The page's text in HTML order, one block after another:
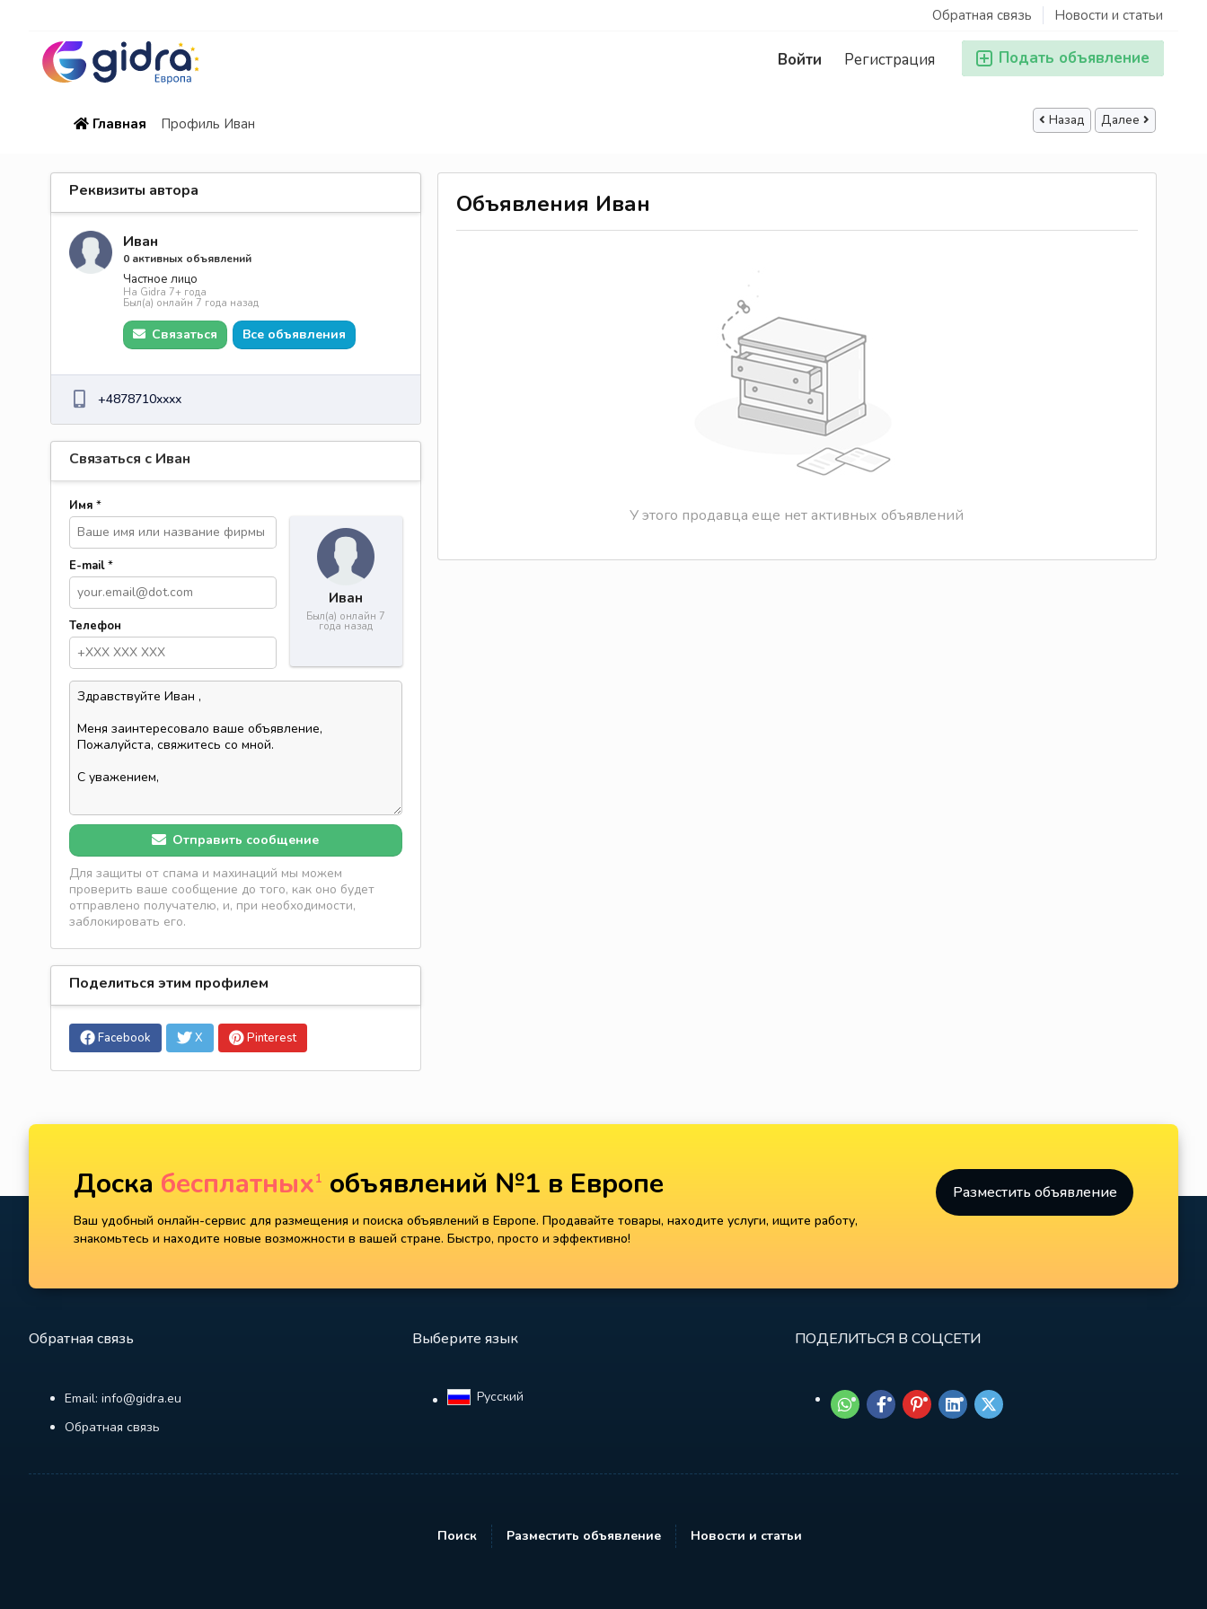
Новости и статьи
Обратная связь
Подать объявление
Регистрация
Войти
Главная Профиль Иван Назад Далее
Реквизиты автора
Иван
0 активных объявлений
Частное лицо
На Gidra 7+ года
Был(а) онлайн 7 года назад
Связаться Все объявления
+4878710xxxx
Связаться с Иван
Иван
Был(а) онлайн 7
года назад
Имя *
E-mail*
Телефон
Отправить сообщение
Для защиты от спама и махинаций мы можем
проверить ваше сообщение до того, как оно будет
отправлено получателю, и, при необходимости,
заблокировать его.
Поделиться этим профилем
Facebook X Pinterest
Объявления Иван
У этого продавца еще нет активных объявлений
Доска бесплатных1 объявлений №1 в Европе
Ваш удобный онлайн-сервис для размещения и поиска объявлений в Европе. Продавайте товары, находите услуги, ищите работу,
знакомьтесь и находите новые возможности в вашей стране. Быстро, просто и эффективно!
Разместить объявление
Обратная связь
Email: info@gidra.eu
Обратная связь
Выберите язык
Русский‎
ПОДЕЛИТЬСЯ В СОЦСЕТИ
Поиск Разместить объявление Новости и статьи